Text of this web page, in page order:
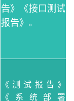
告》《接口测试
报告》。
《测试报告》
《系统部署